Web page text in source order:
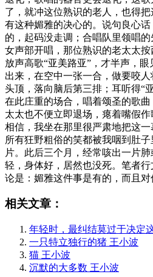
了，就冲这位熟识的老人，也得
有这种媚雅的决心的。说句良心
的，起码没走调；合唱队里领唱
女声部开唱，那位熟识的老太太按
放声高歌“亚美路亚”，才半声，
出来，在空中一张一合，做要咬
头顶，落向脑后第三排；耳听得“
在此庄重的场合，唱着颂圣的歌
太太也不便立即退场，瘪着嘴假
相信，我坐在那里很严肃地把这一
所有狂野粗俗的笑都被我咽到肚
片。此后三个月，经常咳出一片
轻，身体好，居然也没死。笔者
论是：媚雅这件事是有的，而且对
相关文章：
年轻时，最纠结莫过于决定
一只特立独行的猪 王小波
猫 王小波
沉默的大多数 王小波